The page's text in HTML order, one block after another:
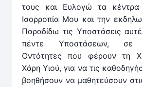
τους και Ευλογώ τα
Ισορροπία Μου και την
Παραδίδω τις Υποστάσεις
πέντε Υποστάσεων, σε
Οντότητες που φέρουν τη
Χάρη Υιού, για να τις
βοηθήσουν να μαθητεύσουν